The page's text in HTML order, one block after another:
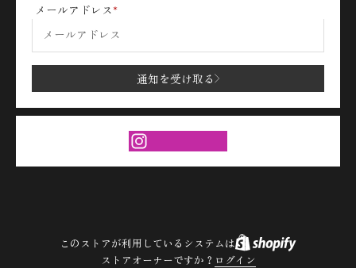
メールアドレス
通知を受け取る
このストアが利用しているシステムは
ストアオーナーですか？ ログイン